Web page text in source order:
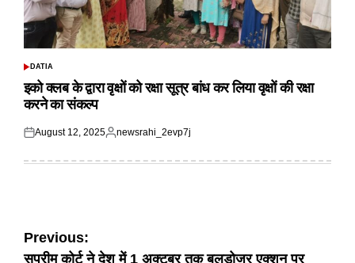
POSTED
DATIA
इको क्लब के द्वारा वृक्षों को रक्षा सूत्र बांध कर लिया वृक्षों की रक्षा
करने का संकल्प
Posted
August 12, 2025
Posted
newsrahi_2evp7j
Post
Previous:
सुप्रीम कोर्ट ने देश में 1 अक्टूबर तक बुलडोजर एक्शन पर